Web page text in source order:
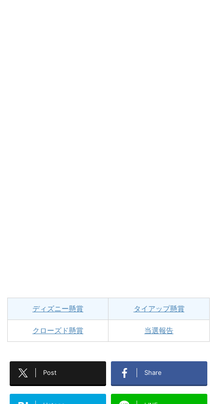
ディズニー懸賞 タイアップ懸賞
クローズド懸賞 当選報告
Post Share